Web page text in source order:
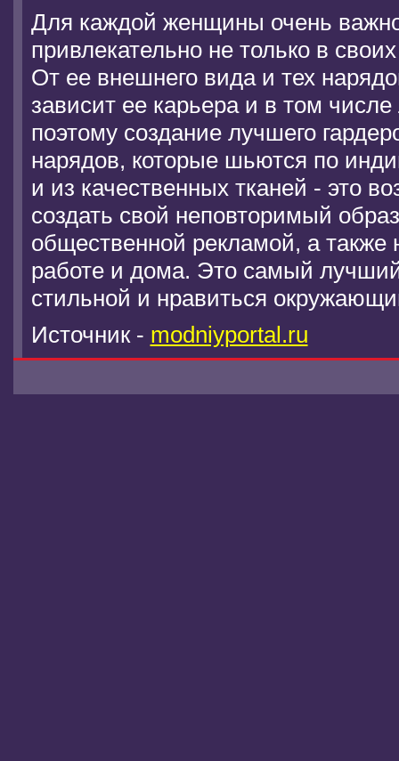
Для каждой женщины очень
привлекательно не только в
От ее внешнего вида и тех
зависит ее карьера и в том
поэтому создание лучшего
нарядов, которые шьются по
и из качественных тканей - это
создать свой неповторимый
общественной рекламой, а также
работе и дома. Это самый
стильной и нравиться
Источник - modniyportal.ru